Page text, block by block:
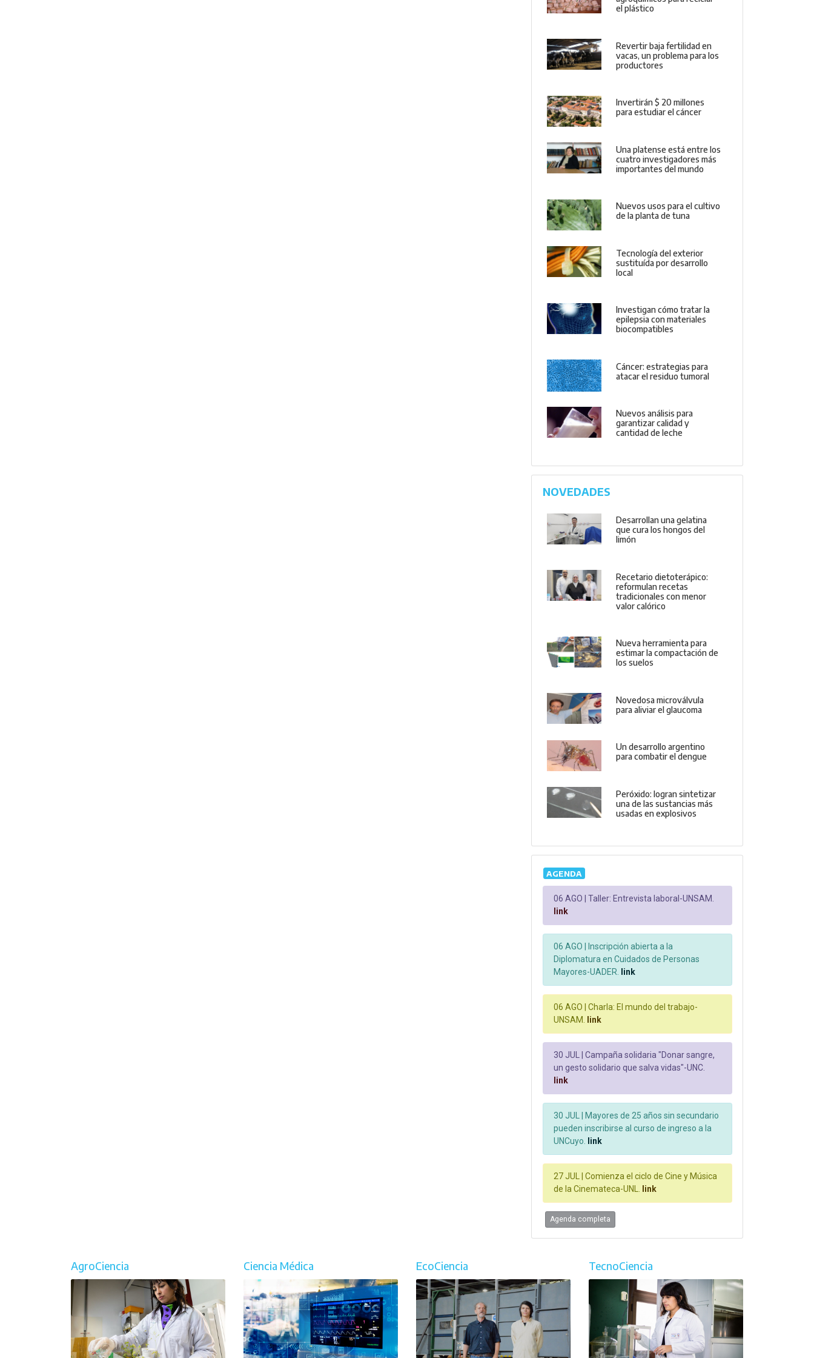
el plástico
Revertir baja fertilidad en
vacas, un problema para los
productores
Invertirán $ 20 millones
para estudiar el cáncer
Una platense está entre los
cuatro investigadores más
importantes del mundo
Nuevos usos para el cultivo
de la planta de tuna
Tecnología del exterior
sustituída por desarrollo
local
Investigan cómo tratar la
epilepsia con materiales
biocompatibles
Cáncer: estrategias para
atacar el residuo tumoral
Nuevos análisis para
garantizar calidad y
cantidad de leche
NOVEDADES
Desarrollan una gelatina
que cura los hongos del
limón
Recetario dietoterápico:
reformulan recetas
tradicionales con menor
valor calórico
Nueva herramienta para
estimar la compactación de
los suelos
Novedosa microválvula
para aliviar el glaucoma
Un desarrollo argentino
para combatir el dengue
Peróxido: logran sintetizar
una de las sustancias más
usadas en explosivos
AGENDA
06 AGO |
Taller: Entrevista laboral-UNSAM.
link
06 AGO |
Inscripción abierta a la
Diplomatura en Cuidados de Personas
Mayores-UADER.
link
06 AGO |
Charla: El mundo del trabajo-
UNSAM.
link
30 JUL |
Campaña solidaria "Donar sangre,
un gesto solidario que salva vidas"-UNC.
link
30 JUL |
Mayores de 25 años sin secundario
pueden inscribirse al curso de ingreso a la
UNCuyo.
link
27 JUL |
Comienza el ciclo de Cine y Música
de la Cinemateca-UNL.
link
Agenda completa
AgroCiencia Ciencia Médica EcoCiencia TecnoCiencia